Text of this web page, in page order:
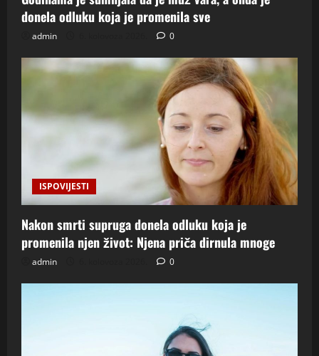
donela odluku koja je promenila sve
admin 0
ISPOVIJESTI
Nakon smrti supruga donela odluku koja je
promenila njen život: Njena priča dirnula mnoge
admin 0